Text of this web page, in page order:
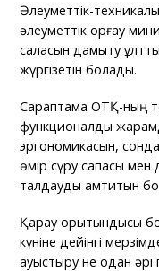
Әлеуметтік-
әлеуметтік қорғау
саласын дамыту
жүргізетін болады.
Сараптама ОТҚ-ның
функционалдық
эргономикасын,
өмір сүру сапасы мен
талдауды қамтитын
Қарау қорытындысы
күніне дейінгі
ауыстыру не одан әрі